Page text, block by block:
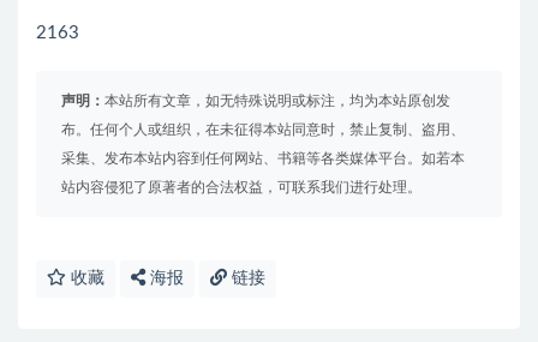
2163
声明： 本站所有文章，如无特殊说明或标注，均为本站原创发
布。任何个人或组织，在未征得本站同意时，禁止复制、盗用、
采集、发布本站内容到任何网站、书籍等各类媒体平台。如若本
站内容侵犯了原著者的合法权益，可联系我们进行处理。
收藏 海报 链接